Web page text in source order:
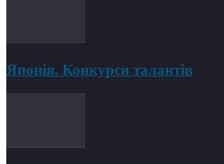
Японія. Конкурси талантів